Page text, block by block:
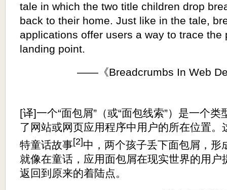
tale in which the two title children drop
back to their home. Just like in the tale,
applications offer users a way to trace
landing point.
——《Breadcrumbs In Web
[译]一个“面包屑”（或“面包线索”）是一个
了网站或网页应用程序中用户的所在位置。
特童话故事[2]中，两个孩子丢下面包屑，形
就像在童话，应用面包屑在现实世界的用户
返回到原来的着陆点。